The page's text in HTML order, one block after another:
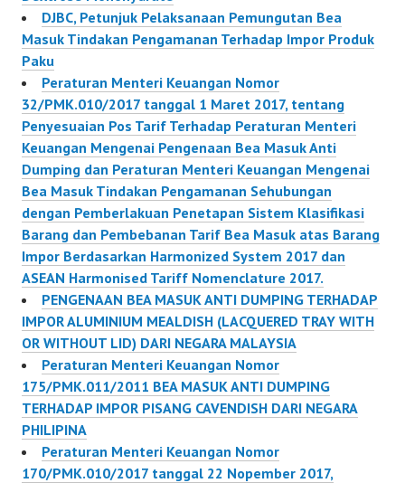
DJBC, Petunjuk Pelaksanaan Pemungutan Bea
Masuk Tindakan Pengamanan Terhadap Impor Produk
Paku
Peraturan Menteri Keuangan Nomor
32/PMK.010/2017 tanggal 1 Maret 2017, tentang
Penyesuaian Pos Tarif Terhadap Peraturan Menteri
Keuangan Mengenai Pengenaan Bea Masuk Anti
Dumping dan Peraturan Menteri Keuangan Mengenai
Bea Masuk Tindakan Pengamanan Sehubungan
dengan Pemberlakuan Penetapan Sistem Klasifikasi
Barang dan Pembebanan Tarif Bea Masuk atas Barang
Impor Berdasarkan Harmonized System 2017 dan
ASEAN Harmonised Tariff Nomenclature 2017.
PENGENAAN BEA MASUK ANTI DUMPING TERHADAP
IMPOR ALUMINIUM MEALDISH (LACQUERED TRAY WITH
OR WITHOUT LID) DARI NEGARA MALAYSIA
Peraturan Menteri Keuangan Nomor
175/PMK.011/2011 BEA MASUK ANTI DUMPING
TERHADAP IMPOR PISANG CAVENDISH DARI NEGARA
PHILIPINA
Peraturan Menteri Keuangan Nomor
170/PMK.010/2017 tanggal 22 Nopember 2017,